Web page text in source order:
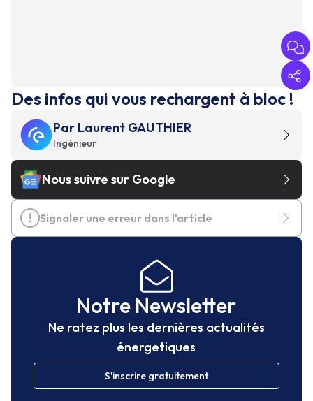
Des infos qui vous rechargent à bloc !
Par Laurent GAUTHIER
Ingénieur
Nous suivre sur Google
Signaler une erreur dans l'article
Notre Newsletter
Ne ratez plus les dernières actualités
énergetiques
S'inscrire gratuitement